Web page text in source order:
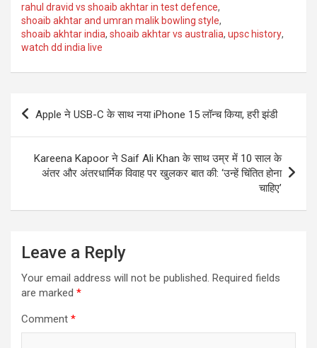
rahul dravid vs shoaib akhtar in test defence,
shoaib akhtar and umran malik bowling style,
shoaib akhtar india, shoaib akhtar vs australia, upsc history,
watch dd india live
Post
navigation
Apple ने USB-C के साथ नया iPhone 15 लॉन्च किया, हरी झंडी
Kareena Kapoor ने Saif Ali Khan के साथ उम्र में 10 साल के
अंतर और अंतरधार्मिक विवाह पर खुलकर बात की: ‘उन्हें चिंतित होना
चाहिए’
Leave a Reply
Your email address will not be published. Required fields
are marked *
Comment *